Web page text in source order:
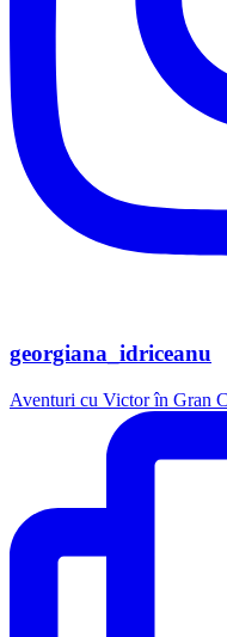
georgiana_idriceanu
Aventuri cu Victor în Gran